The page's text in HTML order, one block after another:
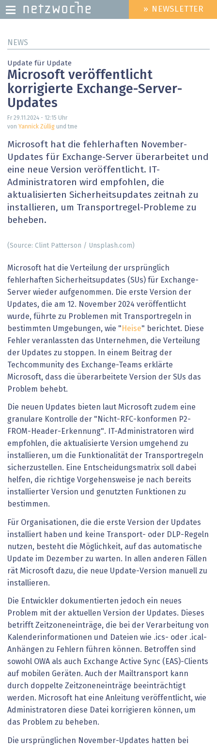
zum
HEADER
MENU
» NEWSLETTER
NEWS
Update für Update
Microsoft veröffentlicht
korrigierte Exchange-Server-
Updates
Fr 29.11.2024 - 12:15 Uhr
von Yannick Züllig und tme
Microsoft hat die fehlerhaften November-
Updates für Exchange-Server überarbeitet und
eine neue Version veröffentlicht. IT-
Administratoren wird empfohlen, die
aktualisierten Sicherheitsupdates zeitnah zu
installieren, um Transportregel-Probleme zu
beheben.
(Source: Clint Patterson / Unsplash.com)
Microsoft hat die Verteilung der ursprünglich
fehlerhaften Sicherheitsupdates (SUs) für Exchange-
Server wieder aufgenommen. Die erste Version der
Updates, die am 12. November 2024 veröffentlicht
wurde, führte zu Problemen mit Transportregeln in
bestimmten Umgebungen, wie " Heise" berichtet. Diese
Fehler veranlassten das Unternehmen, die Verteilung
der Updates zu stoppen. In einem Beitrag der
Techcommunity des Exchange-Teams erklärte
Microsoft, dass die überarbeitete Version der SUs das
Problem behebt.
Die neuen Updates bieten laut Microsoft zudem eine
granulare Kontrolle der "Nicht-RFC-konformen P2-
FROM-Header-Erkennung". IT-Administratoren wird
empfohlen, die aktualisierte Version umgehend zu
installieren, um die Funktionalität der Transportregeln
sicherzustellen. Eine Entscheidungsmatrix soll dabei
helfen, die richtige Vorgehensweise je nach bereits
installierter Version und genutzten Funktionen zu
bestimmen.
Für Organisationen, die die erste Version der Updates
installiert haben und keine Transport- oder DLP-Regeln
nutzen, besteht die Möglichkeit, auf das automatische
Update im Dezember zu warten. In allen anderen Fällen
rät Microsoft dazu, die neue Update-Version manuell zu
installieren.
Die Entwickler dokumentierten jedoch ein neues
Problem mit der aktuellen Version der Updates. Dieses
betrifft Zeitzoneneinträge, die bei der Verarbeitung von
Kalenderinformationen und Dateien wie .ics- oder .ical-
Anhängen zu Fehlern führen können. Betroffen sind
sowohl OWA als auch Exchange Active Sync (EAS)-Clients
auf mobilen Geräten. Auch der Mailtransport kann
durch doppelte Zeitzoneneinträge beeinträchtigt
werden. Microsoft hat eine Anleitung veröffentlicht, wie
Administratoren diese Datei korrigieren können, um
das Problem zu beheben.
Die ursprünglichen November-Updates hatten bei